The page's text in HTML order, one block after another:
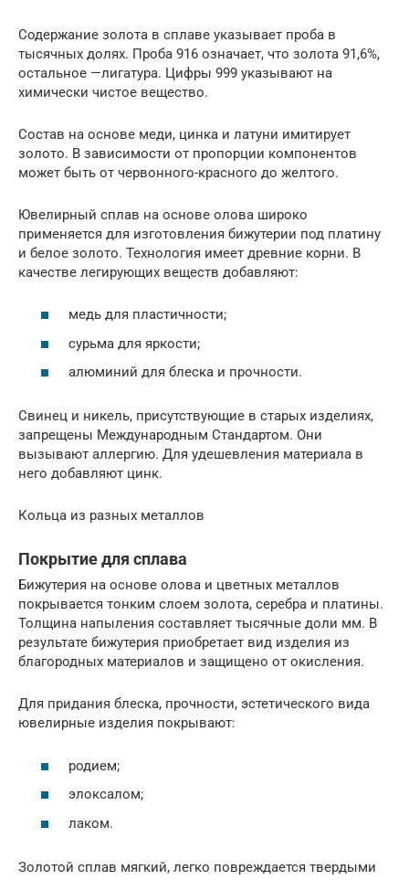
Содержание золота в сплаве указывает проба в
тысячных долях. Проба 916 означает, что золота 91,6%,
остальное —лигатура. Цифры 999 указывают на
химически чистое вещество.
Состав на основе меди, цинка и латуни имитирует
золото. В зависимости от пропорции компонентов
может быть от червонного-красного до желтого.
Ювелирный сплав на основе олова широко
применяется для изготовления бижутерии под платину
и белое золото. Технология имеет древние корни. В
качестве легирующих веществ добавляют:
медь для пластичности;
сурьма для яркости;
алюминий для блеска и прочности.
Свинец и никель, присутствующие в старых изделиях,
запрещены Международным Стандартом. Они
вызывают аллергию. Для удешевления материала в
него добавляют цинк.
Кольца из разных металлов
Покрытие для сплава
Бижутерия на основе олова и цветных металлов
покрывается тонким слоем золота, серебра и платины.
Толщина напыления составляет тысячные доли мм. В
результате бижутерия приобретает вид изделия из
благородных материалов и защищено от окисления.
Для придания блеска, прочности, эстетического вида
ювелирные изделия покрывают:
родием;
элоксалом;
лаком.
Золотой сплав мягкий, легко повреждается твердыми